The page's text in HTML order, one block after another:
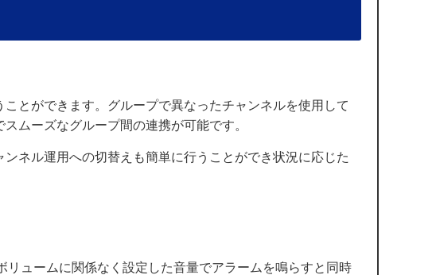
とができます。グループで異なったチャンネルを使用して
ムーズなグループ間の連携が可能です。
ネル運用への切替えも簡単に行うことができ状況に応じた
ュームに関係なく設定した音量でアラームを鳴らすと同時